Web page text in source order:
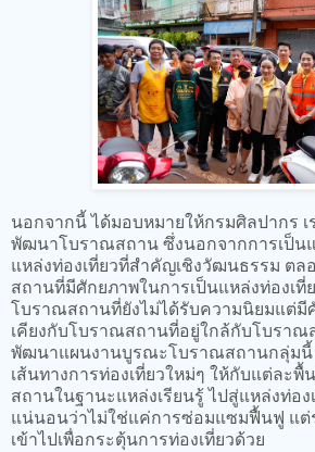
นอกจากนี้ ได้มอบหมายให้กรมศิลปากร เ
พัฒนาโบราณสถาน ซึ่งนอกจากการเป็นแ
แหล่งท่องเที่ยวที่สำคัญเชิงวัฒนธรรม ต
สถานที่มีศักยภาพในการเป็นแหล่งท่องเที่
โบราณสถานที่ยังไม่ได้รับความนิยมแต่มี
เคียงกับโบราณสถานที่อยู่ใกล้กับโบราณ
พัฒนาแผนงานบูรณะโบราณสถานกลุ่มนี้
เส้นทางการท่องเที่ยวใหม่ๆ ให้กับแต่ละ
สถานในฐานะแหล่งเรียนรู้ ไปสู่แหล่งท่อ
แน่นอนว่าไม่ใช่แค่การซ่อมแซมฟื้นฟู แต่
เข้าไปเพื่อกระตุ้นการท่องเที่ยวด้วย